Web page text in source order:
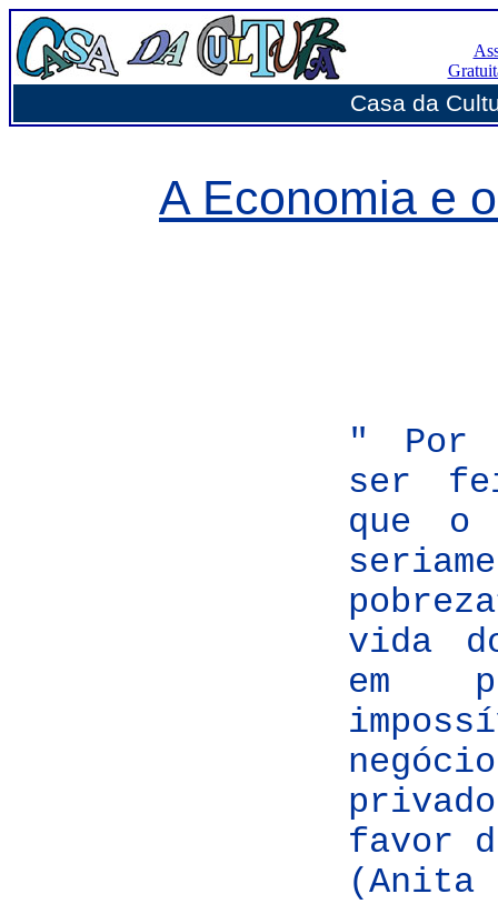
Casa da
A Economia e
" Por
ser
que o
vida
em
favor
(Anita